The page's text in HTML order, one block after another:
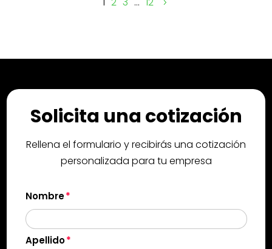
Solicita una cotización
Rellena el formulario y recibirás una cotización
personalizada para tu empresa
Nombre
Apellido